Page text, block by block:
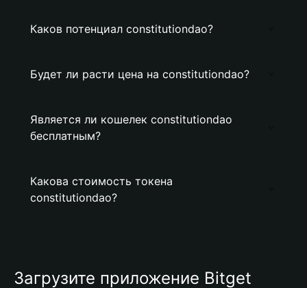
Каков потенциал constitutiondao?
Будет ли расти цена на constitutiondao?
Является ли кошелек constitutiondao
бесплатным?
Какова стоимость токена
constitutiondao?
Загрузите приложение Bitget